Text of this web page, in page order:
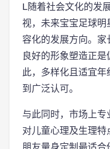
L随着社会文化的发
视，未来宝宝足球
容化的发展方向。
良好的形象塑造正
此，多样化且适宜
到广泛认可。
与此同时，市场上
对儿童心理及生理